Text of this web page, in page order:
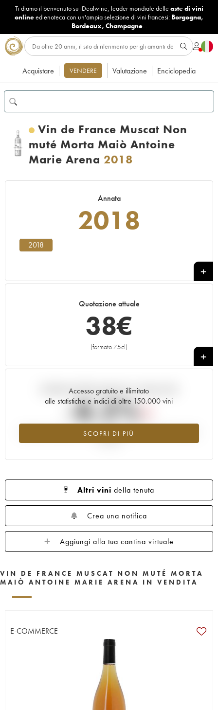
Ti diamo il benvenuto su iDealwine, leader mondiale delle aste di vini
onlineed enoteca con un'ampia selezione di vini francesi: Borgogna,
Bordeaux, Champagne...
Acquistare VENDERE Valutazione Enciclopedia
Vin de France Muscat Non
muté Morta Maiò Antoine
Marie Arena 2018
Annata
2018
2018
Quotazione attuale
38€
(formato 75cl)
+
Accesso gratuito e illimitato
alle statistiche e indici di oltre 150.000 vini
SCOPRI DI PIÙ
Andamento della quotazione in tempo reale
-8.2%
Tendenza al ribasso per il valore dell'annata 2018 nel 2026 rispetto
Altri vini della tenuta
Crea una notifica
Aggiungi alla tua cantina virtuale
VIN DE FRANCE MUSCAT NON MUTÉ MORTA
MAIÒ ANTOINE MARIE ARENA IN VENDITA
E-COMMERCE